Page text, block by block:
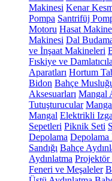
Makinesi Kenar
Pompa Santrifüj
Motoru Hasat
Makinesi Dal
ve İnşaat Makineleri
Fıskiye ve
Aparatları Hortum
Bidon Bahçe
Aksesuarları Mangal
Tutuşturucular
Mangal Elektrikli
Sepetleri Piknik Seti
Depolama Depolama
Sandığı Bahçe
Aydınlatma Projektör
Feneri ve Meşaleler